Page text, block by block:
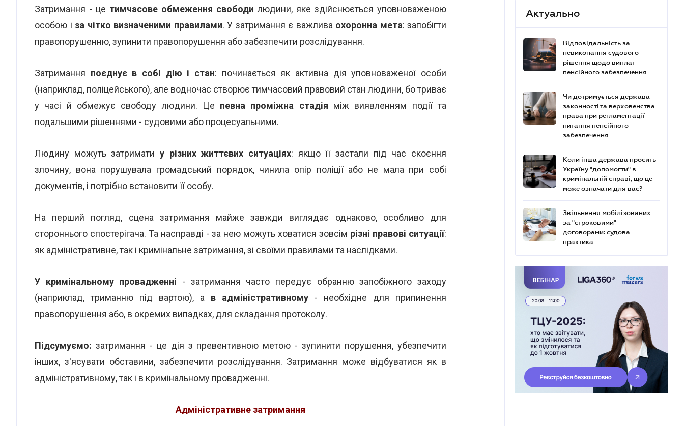
Затримання - це тимчасове обмеження свободи людини, яке здійснюється уповноваженою
особою і за чітко визначеними правилами. У затримання є важлива охоронна мета: запобігти
правопорушенню, зупинити правопорушення або забезпечити розслідування.
Затримання поєднує в собі дію і стан: починається як активна дія уповноваженої особи
(наприклад, поліцейського), але водночас створює тимчасовий правовий стан людини, бо триває
у часі й обмежує свободу людини. Це певна проміжна стадія між виявленням події та
подальшими рішеннями - судовими або процесуальними.
Людину можуть затримати у різних життєвих ситуаціях: якщо її застали під час скоєння
злочину, вона порушувала громадський порядок, чинила опір поліції або не мала при собі
документів, і потрібно встановити її особу.
На перший погляд, сцена затримання майже завжди виглядає однаково, особливо для
стороннього спостерігача. Та насправді - за нею можуть ховатися зовсім різні правові ситуації:
як адміністративне, так і кримінальне затримання, зі своїми правилами та наслідками.
У кримінальному провадженні - затримання часто передує обранню запобіжного заходу
(наприклад, триманню під вартою), а в адміністративному - необхідне для припинення
правопорушення або, в окремих випадках, для складання протоколу.
Підсумуємо: затримання - це дія з превентивною метою - зупинити порушення, убезпечити
інших, з'ясувати обставини, забезпечити розслідування. Затримання може відбуватися як в
адміністративному, так і в кримінальному провадженні.
Адміністративне затримання
Актуально
Відповідальність за
невиконання судового
рішення щодо виплат
пенсійного забезпечення
Чи дотримується держава
законності та верховенства
права при регламентації
питання пенсійного
забезпечення
Коли інша держава просить
Україну "допомогти" в
кримінальній справі, що це
може означати для вас?
Звільнення мобілізованих
за "строковими"
договорами: судова
практика